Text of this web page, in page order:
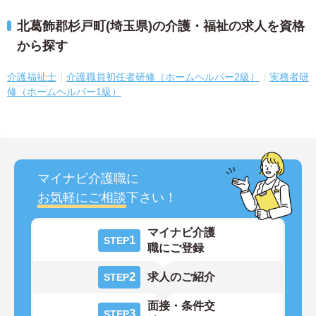
北葛飾郡杉戸町(埼玉県)の介護・福祉の求人を資格
から探す
介護福祉士 介護職員初任者研修（ホームヘルパー2級）
実務者研
修（ホームヘルパー1級）
マイナビ介護職に
お気軽にご相談下さい！
STEP1
マイナビ介護
職にご登録
STEP2 求人のご紹介
面接・条件交